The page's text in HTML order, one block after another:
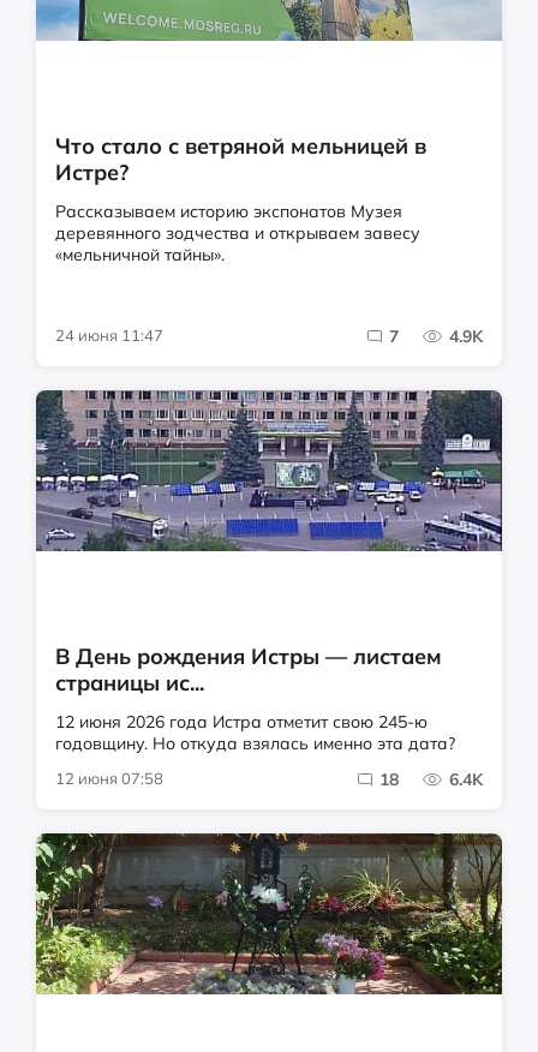
Что стало с ветряной мельницей в
Истре?
Рассказываем историю экспонатов Музея
деревянного зодчества и открываем завесу
«мельничной тайны».
24 июня 11:47 7 4.9K
В День рождения Истры — листаем
страницы ис...
12 июня 2026 года Истра отметит свою 245-ю
годовщину. Но откуда взялась именно эта дата?
12 июня 07:58 18 6.4K